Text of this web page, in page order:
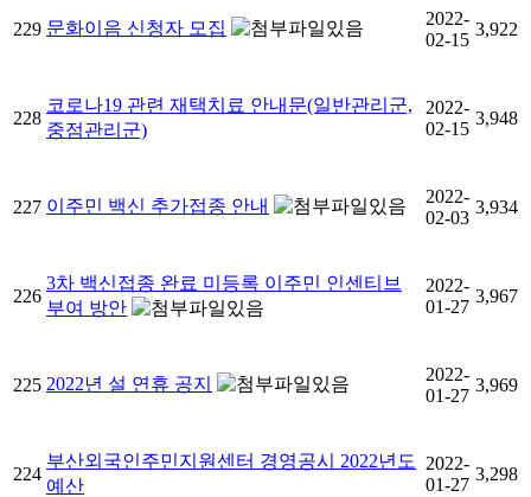
229 문화이음 신청자 모집
2022-
02-15
3,922
228
코로나19 관련 재택치료 안내문(일반관리군,
중점관리군)
2022-
02-15
3,948
227 이주민 백신 추가접종 안내
2022-
02-03
3,934
226
3차 백신접종 완료 미등록 이주민 인센티브
부여 방안
2022-
01-27
3,967
225 2022년 설 연휴 공지
2022-
01-27
3,969
224
부산외국인주민지원센터 경영공시 2022년도
예산
2022-
01-27
3,298